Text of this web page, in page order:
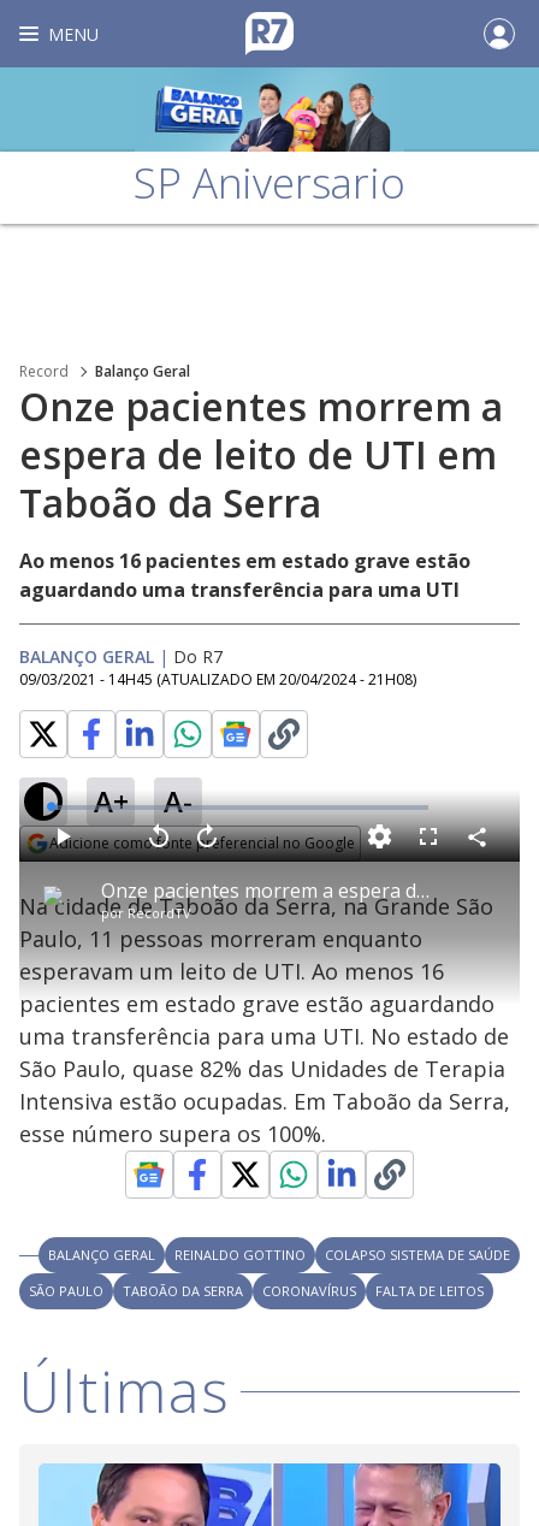
MENU
SP Aniversario
Record Balanço Geral
Onze pacientes morrem a
espera de leito de UTI em
Taboão da Serra
Ao menos 16 pacientes em estado grave estão
aguardando uma transferência para uma UTI
BALANÇO GERAL | Do R7
09/03/2021 - 14H45 (ATUALIZADO EM 20/04/2024 - 21H08)
A+ A-
Adicione como fonte preferencial no Google
P
l
a
y
V
i
d
e
o
Onze pacientes morrem a espera de leito de UTI em Taboão da Serra
por RecordTV
P V
t
a
r
0
e
g
n
o
s
A
n
ç
a
1
s
e
u
n
o
s
M
u
L
o
a
d
e
:
1
.
8
4
%
F
s
c
n
C
o
a
r
Na cidade de Taboão da Serra, na Grande São
Paulo, 11 pessoas morreram enquanto
esperavam um leito de UTI. Ao menos 16
pacientes em estado grave estão aguardando
uma transferência para uma UTI. No estado de
São Paulo, quase 82% das Unidades de Terapia
Intensiva estão ocupadas. Em Taboão da Serra,
esse número supera os 100%.
BALANÇO GERAL REINALDO GOTTINO
COLAPSO SISTEMA DE SAÚDE
SÃO PAULO
TABOÃO DA SERRA CORONAVÍRUS FALTA DE LEITOS
Últimas